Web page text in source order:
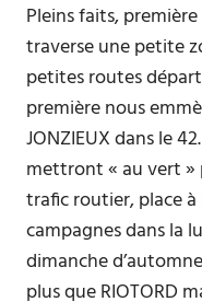
Pleins faits,
traverse une petite
petites routes
première nous
JONZIEUX dans le
mettront « au vert »
trafic routier, place
campagnes dans la
dimanche
plus que RIOTORD